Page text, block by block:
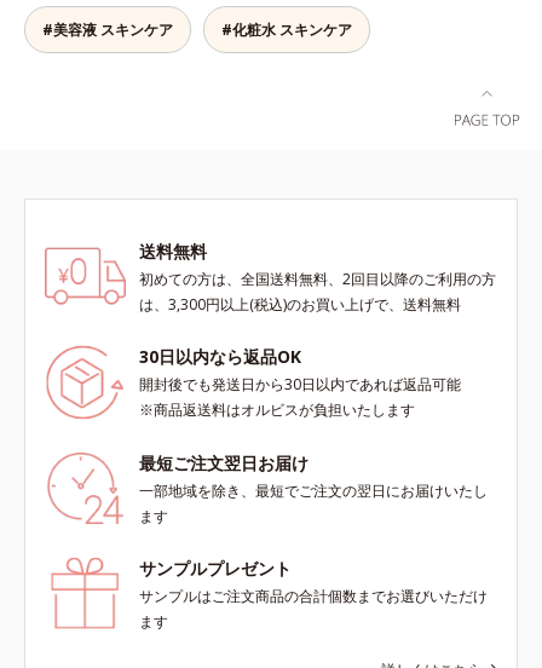
おいの通り道”を作って化粧水のな
じみ感をUP。化粧水前に使うこと
のある美肌へと整えます。*1 クチ
ス、ユズ果実エキス、水添レシチ
ン、フィトステロールズ、（Ｃ１２
－２０）アルキルグルコシドの組み
ータベースによる当社調べ）*2 う
るおい不足など*3 お手入れのファ
ーストステップのこと*4 細胞間脂
へと導きます。洗顔後すぐに使うこ
とで、あとのオールインワンクリー
ヤのある肌を叶えます。*1 肌にハ
リを与え若々しい印象*2 スクワラ
ぐす複合成分
#美容液 スキンケア #化粧水 スキンケア
送料無料
初めての方は、全国送料無料、2回目以降のご利用の方
は、3,300円以上(税込)のお買い上げで、送料無料
30日以内なら返品OK
開封後でも発送日から30日以内であれば返品可能
※商品返送料はオルビスが負担いたします
最短ご注文翌日お届け
一部地域を除き、最短でご注文の翌日にお届けいたし
ます
サンプルプレゼント
サンプルはご注文商品の合計個数までお選びいただけ
ます